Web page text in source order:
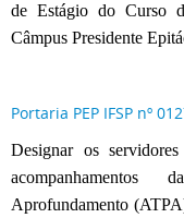
de Estágio do Curso
Câmpus Presidente
Portaria PEP IFSP nº
Designar os
acompanhamentos
Aprofundamento